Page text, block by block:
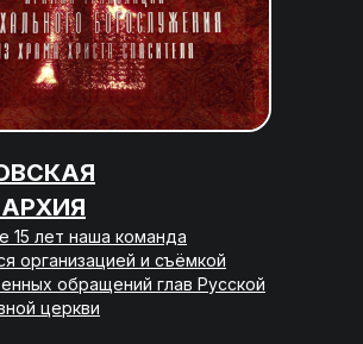
15 лет наша команда
организацией и съёмкой
обращений глав Русской
церкви